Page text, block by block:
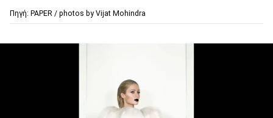
Πηγή: PAPER / photos by Vijat Mohindra